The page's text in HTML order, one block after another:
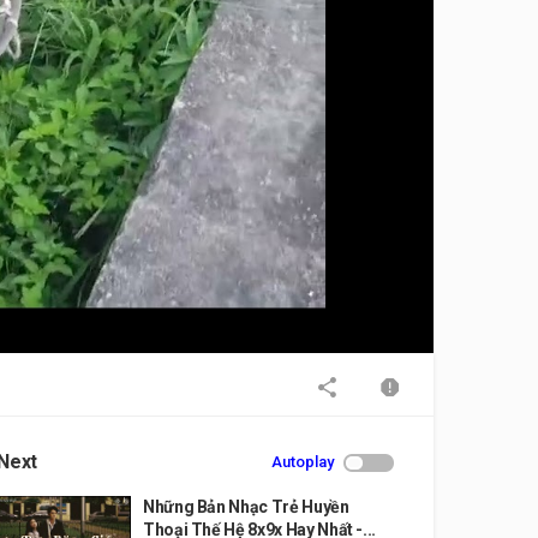
Autoplay
Những Bản Nhạc Trẻ Huyền
Thoại Thế Hệ 8x9x Hay Nhất -...